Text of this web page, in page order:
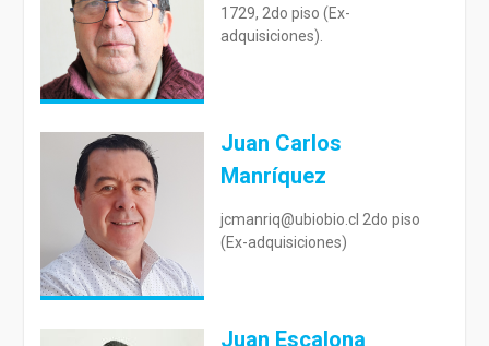
1729, 2do piso (Ex-
adquisiciones).
Juan Carlos
Manríquez
jcmanriq@ubiobio.cl 2do piso
(Ex-adquisiciones)
Juan Escalona